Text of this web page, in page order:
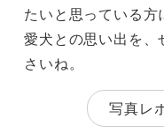
たいと思っている方
愛犬との思い出を
さいね。
写真レ